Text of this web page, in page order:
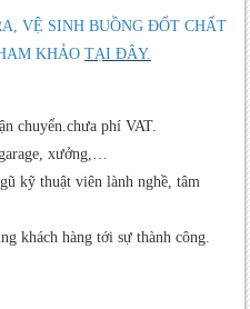
VỆ SINH BUỒNG ĐỐT CHẤT
KHẢO TẠI ĐÂY.
chuyển.chưa phí VAT.
xưởng,…
kỹ thuật viên lành nghề, tâm
khách hàng tới sự thành công.